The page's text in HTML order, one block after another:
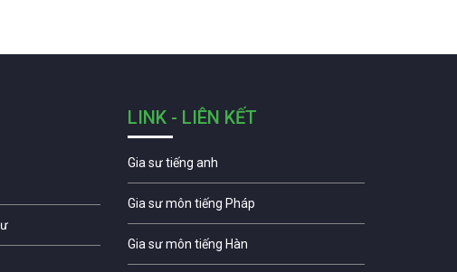
LINK - LIÊN KẾT
Gia sư tiếng anh
Gia sư môn tiếng Pháp
Gia sư môn tiếng Hàn